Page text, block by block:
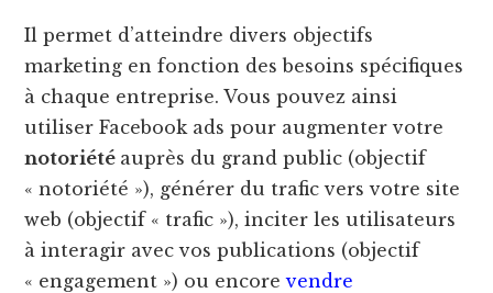
Il permet d’atteindre divers objectifs
marketing en fonction des besoins spécifiques
à chaque entreprise. Vous pouvez ainsi
utiliser Facebook ads pour augmenter votre
notoriété auprès du grand public (objectif
« notoriété »), générer du trafic vers votre site
web (objectif « trafic »), inciter les utilisateurs
à interagir avec vos publications (objectif
« engagement ») ou encorevendre